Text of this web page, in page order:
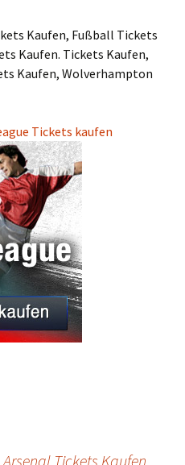
Kaufen, Fußball Tickets
Kaufen. Tickets Kaufen,
Kaufen, Wolverhampton
Tickets kaufen
Tickets Kaufen,